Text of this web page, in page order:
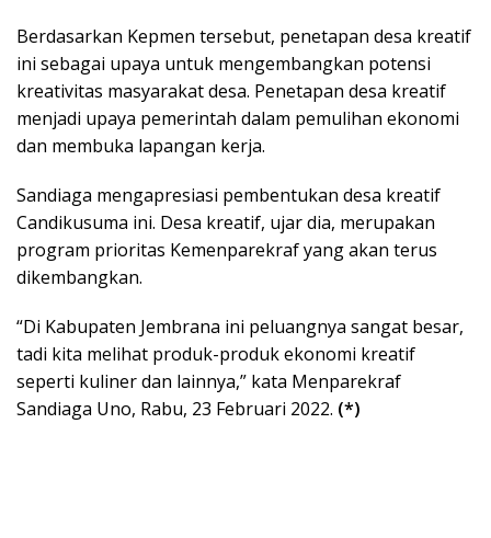
Berdasarkan Kepmen tersebut, penetapan desa kreatif
ini sebagai upaya untuk mengembangkan potensi
kreativitas masyarakat desa. Penetapan desa kreatif
menjadi upaya pemerintah dalam pemulihan ekonomi
dan membuka lapangan kerja.
Sandiaga mengapresiasi pembentukan desa kreatif
Candikusuma ini. Desa kreatif, ujar dia, merupakan
program prioritas Kemenparekraf yang akan terus
dikembangkan.
“Di Kabupaten Jembrana ini peluangnya sangat besar,
tadi kita melihat produk-produk ekonomi kreatif
seperti kuliner dan lainnya,” kata Menparekraf
Sandiaga Uno, Rabu, 23 Februari 2022. (*)